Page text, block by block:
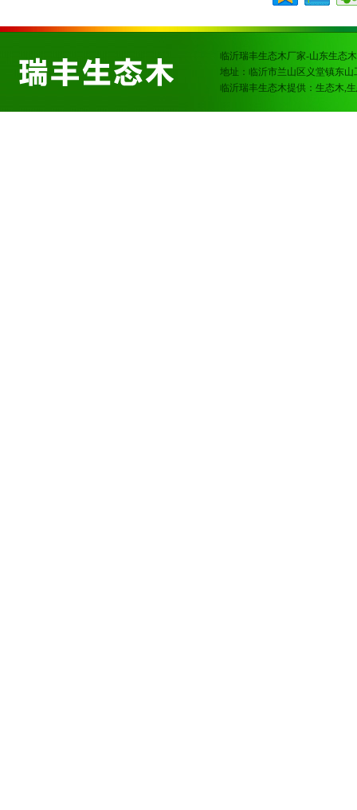
临沂瑞丰生态木厂家-山东生态
地址：临沂市兰山区义堂镇东山
临沂瑞丰生态木提供：生态木,